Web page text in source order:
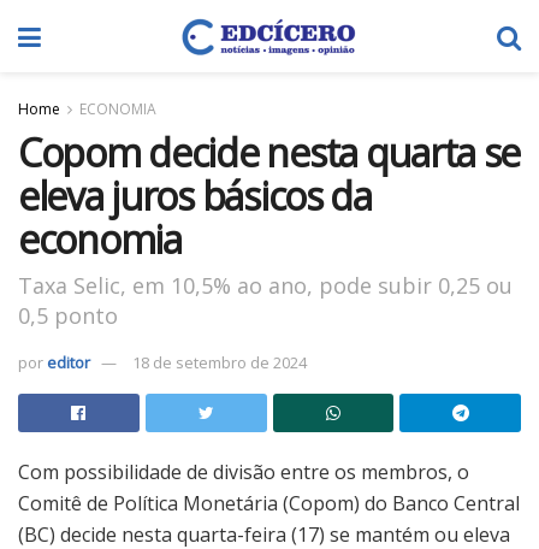
Home ECONOMIA
Copom decide nesta quarta se
eleva juros básicos da
economia
Taxa Selic, em 10,5% ao ano, pode subir 0,25 ou
0,5 ponto
por editor 18 de setembro de 2024
Com possibilidade de divisão entre os membros, o
Comitê de Política Monetária (Copom) do Banco Central
(BC) decide nesta quarta-feira (17) se mantém ou eleva